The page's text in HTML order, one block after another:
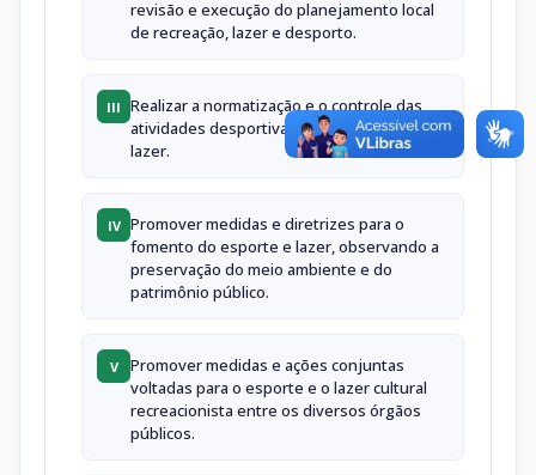
revisão e execução do planejamento local
de recreação, lazer e desporto.
III Realizar a normatização e o controle das
atividades desportivas, recreativas e de
lazer.
IV Promover medidas e diretrizes para o
fomento do esporte e lazer, observando a
preservação do meio ambiente e do
patrimônio público.
V
Promover medidas e ações conjuntas
voltadas para o esporte e o lazer cultural
recreacionista entre os diversos órgãos
públicos.